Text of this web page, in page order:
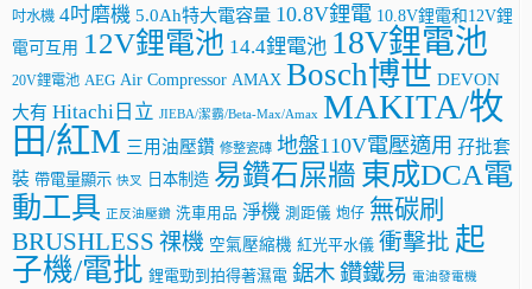
吋水機 4吋磨機 5.0Ah特大電容量 10.8V鋰電 10.8V鋰電和12V鋰
電可互用 12V鋰電池 14.4鋰電池 18V鋰電池
20V鋰電池 AEG Air Compressor AMAX Bosch博世 DEVON
大有 Hitachi日立 JIEBA/潔霸/Beta-Max/Amax MAKITA/牧
田/紅M 三用油壓鑽 修整瓷磚 地盤110V電壓適用 孖批套
裝 帶電量顯示 快叉 日本制造 易鑽石屎牆 東成DCA電
動工具 正反油壓鑽 洗車用品 淨機 測距儀 炮仔 無碳刷
BRUSHLESS 祼機 空氣壓縮機 紅光平水儀 衝擊批 起
子機/電批 鋰電勁到拍得著濕電 鋸木 鑽鐵易 電油發電機